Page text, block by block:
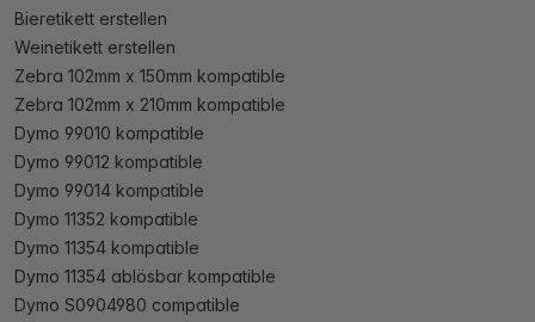
Bieretikett erstellen
Weinetikett erstellen
Zebra 102mm x 150mm kompatible
Zebra 102mm x 210mm kompatible
Dymo 99010 kompatible
Dymo 99012 kompatible
Dymo 99014 kompatible
Dymo 11352 kompatible
Dymo 11354 kompatible
Dymo 11354 ablösbar kompatible
Dymo S0904980 compatible